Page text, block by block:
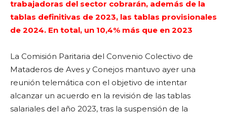
trabajadoras del sector cobrarán, además de la
tablas definitivas de 2023, las tablas provisionales
de 2024. En total, un 10,4% más que en 2023
La Comisión Paritaria del Convenio Colectivo de
Mataderos de Aves y Conejos mantuvo ayer una
reunión telemática con el objetivo de intentar
alcanzar un acuerdo en la revisión de las tablas
salariales del año 2023, tras la suspensión de la